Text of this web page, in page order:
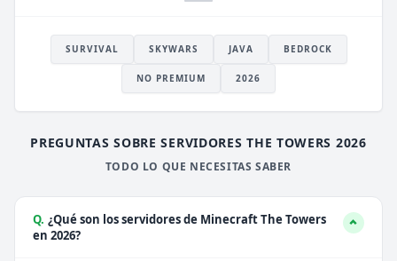
SURVIVAL SKYWARS JAVA BEDROCK
NO PREMIUM 2026
PREGUNTAS SOBRE SERVIDORES THE TOWERS 2026
TODO LO QUE NECESITAS SABER
Q. ¿Qué son los servidores de Minecraft The Towers
en 2026?